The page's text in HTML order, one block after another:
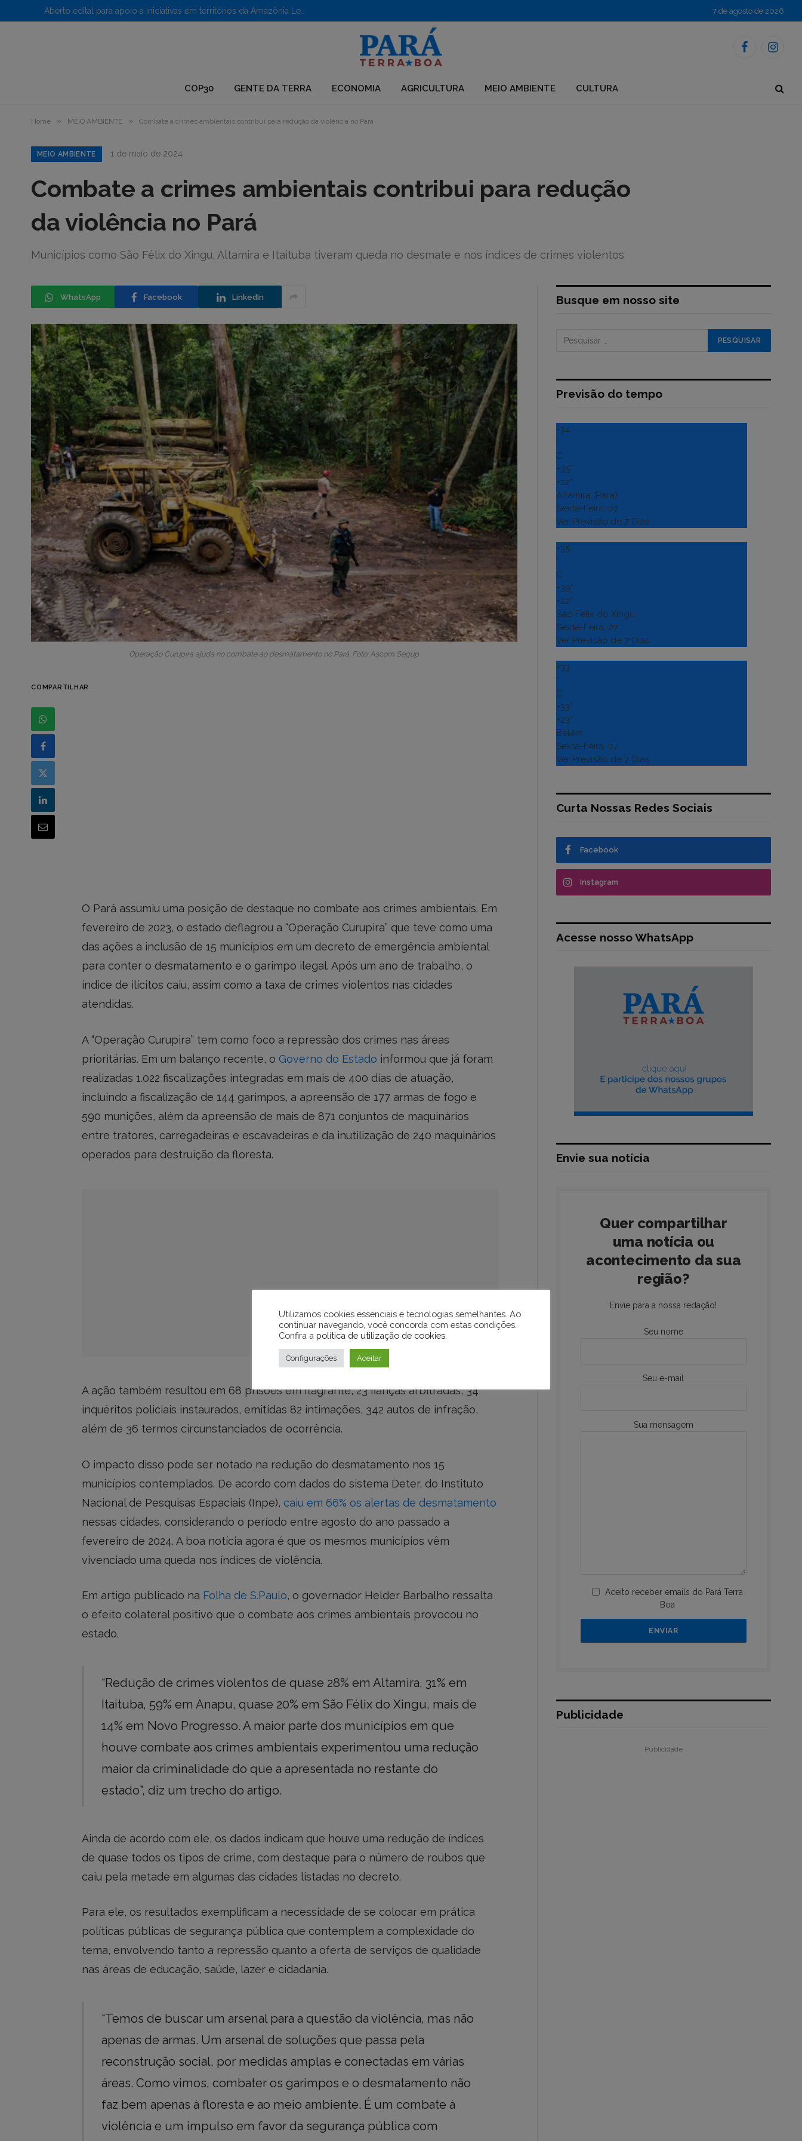
7 de agosto de 2026
Facebook
COP30 GENTE DA TERRA ECONOMIA AGRICULTURA MEIO AMBIENTE CULTURA
Home » MEIO AMBIENTE » Combate a crimes ambientais contribui para redução da violência no Pará
MEIO AMBIENTE 1 de maio de 2024
Combate a crimes ambientais contribui para redução
da violência no Pará
Municípios como São Félix do Xingu, Altamira e Itaituba tiveram queda no desmate e nos índices de crimes violentos
WhatsApp Facebook LinkedIn
Operação Curupira ajuda no combate ao desmatamento no Pará. Foto: Ascom Segup
COMPARTILHAR
O Pará assumiu uma posição de destaque no combate aos crimes ambientais. Em
fevereiro de 2023, o estado deflagrou a “Operação Curupira” que teve como uma
das ações a inclusão de 15 municípios em um decreto de emergência ambiental
para conter o desmatamento e o garimpo ilegal. Após um ano de trabalho, o
índice de ilícitos caiu, assim como a taxa de crimes violentos nas cidades
atendidas.
A “Operação Curupira” tem como foco a repressão dos crimes nas áreas
prioritárias. Em um balanço recente, o Governo do Estado informou que já foram
realizadas 1.022 fiscalizações integradas em mais de 400 dias de atuação,
incluindo a fiscalização de 144 garimpos, a apreensão de 177 armas de fogo e
590 munições, além da apreensão de mais de 871 conjuntos de maquinários
entre tratores, carregadeiras e escavadeiras e da inutilização de 240 maquinários
operados para destruição da floresta.
A ação também resultou em 68 prisões em flagrante, 23 fianças arbitradas, 34
inquéritos policiais instaurados, emitidas 82 intimações, 342 autos de infração,
além de 36 termos circunstanciados de ocorrência.
O impacto disso pode ser notado na redução do desmatamento nos 15
municípios contemplados. De acordo com dados do sistema Deter, do Instituto
Nacional de Pesquisas Espaciais (Inpe), caiu em 66% os alertas de desmatamento
nessas cidades, considerando o período entre agosto do ano passado a
fevereiro de 2024. A boa notícia agora é que os mesmos municípios vêm
vivenciado uma queda nos índices de violência.
Em artigo publicado na Folha de S.Paulo, o governador Helder Barbalho ressalta
o efeito colateral positivo que o combate aos crimes ambientais provocou no
estado.
“Redução de crimes violentos de quase 28% em Altamira, 31% em
Itaituba, 59% em Anapu, quase 20% em São Félix do Xingu, mais de
14% em Novo Progresso. A maior parte dos municípios em que
houve combate aos crimes ambientais experimentou uma redução
maior da criminalidade do que a apresentada no restante do
estado”, diz um trecho do artigo.
Ainda de acordo com ele, os dados indicam que houve uma redução de índices
de quase todos os tipos de crime, com destaque para o número de roubos que
caiu pela metade em algumas das cidades listadas no decreto.
Para ele, os resultados exemplificam a necessidade de se colocar em prática
políticas públicas de segurança pública que contemplem a complexidade do
tema, envolvendo tanto a repressão quanto a oferta de serviços de qualidade
nas áreas de educação, saúde, lazer e cidadania.
“Temos de buscar um arsenal para a questão da violência, mas não
apenas de armas. Um arsenal de soluções que passa pela
reconstrução social, por medidas amplas e conectadas em várias
áreas. Como vimos, combater os garimpos e o desmatamento não
faz bem apenas à floresta e ao meio ambiente. É um combate à
violência e um impulso em favor da segurança pública com
Busque em nosso site
Previsão do tempo
+34
°
C
+35°
+22°
Altamira (Para)
Sexta-Feira, 07
Ver Previsão de 7 Dias
+35
°
C
+39°
+22°
Sao Felix do Xingu
Sexta-Feira, 07
Ver Previsão de 7 Dias
+33
°
C
+33°
+23°
Belém
Sexta-Feira, 07
Ver Previsão de 7 Dias
Curta Nossas Redes Sociais
Facebook
Instagram
Acesse nosso WhatsApp
Envie sua notícia
Quer compartilhar
uma notícia ou
acontecimento da sua
região?
Envie para a nossa redação!
Seu nome
Seu e-mail
Sua mensagem
Aceito receber emails do Pará Terra
Boa
Publicidade
Publicidade
Utilizamos cookies essenciais e tecnologias semelhantes. Ao
continuar navegando, você concorda com estas condições.
Confira a política de utilização de cookies
Configurações Aceitar